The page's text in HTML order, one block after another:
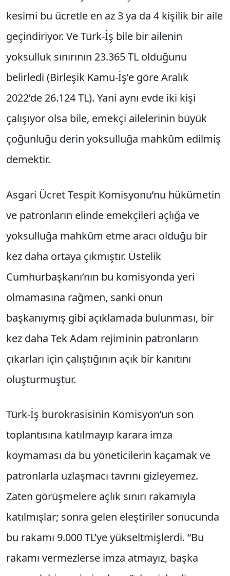
kesimi bu ücretle en az 3 ya da 4 kişilik bir aile
geçindiriyor. Ve Türk-İş bile bir ailenin
yoksulluk sınırının 23.365 TL olduğunu
belirledi (Birleşik Kamu-İş’e göre Aralık
2022’de 26.124 TL). Yani aynı evde iki kişi
çalışıyor olsa bile, emekçi ailelerinin büyük
çoğunluğu derin yoksulluğa mahkûm edilmiş
demektir.
Asgari Ücret Tespit Komisyonu’nu hükümetin
ve patronların elinde emekçileri açlığa ve
yoksulluğa mahkûm etme aracı olduğu bir
kez daha ortaya çıkmıştır. Üstelik
Cumhurbaşkanı’nın bu komisyonda yeri
olmamasına rağmen, sanki onun
başkanıymış gibi açıklamada bulunması, bir
kez daha Tek Adam rejiminin patronların
çıkarları için çalıştığının açık bir kanıtını
oluşturmuştur.
Türk-İş bürokrasisinin Komisyon’un son
toplantısına katılmayıp karara imza
koymaması da bu yöneticilerin kaçamak ve
patronlarla uzlaşmacı tavrını gizleyemez.
Zaten görüşmelere açlık sınırı rakamıyla
katılmışlar; sonra gelen eleştiriler sonucunda
bu rakamı 9.000 TL’ye yükseltmişlerdi. “Bu
rakamı vermezlerse imza atmayız, başka